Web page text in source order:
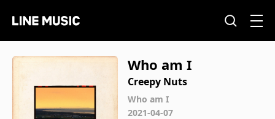
Who am I
Creepy Nuts
Who am I
2021-04-07